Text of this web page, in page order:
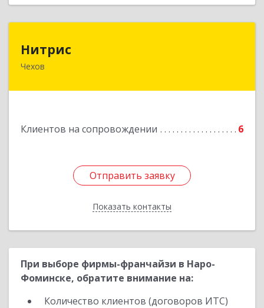
Нитрис
Чехов
Клиентов на сопровождении 6
Отправить заявку
Показать контакты
142350, Московская обл, Чехов м.о., Столбовая
Отправить заявку
Назад
При выборе фирмы-франчайзи в Наро-
Фоминске, обратите внимание на:
Количество клиентов (договоров ИТС)